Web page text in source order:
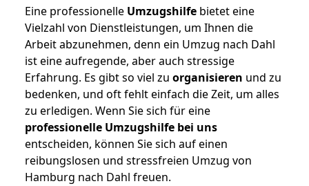
Eine professionelle Umzugshilfe bietet eine
Vielzahl von Dienstleistungen, um Ihnen die
Arbeit abzunehmen, denn ein Umzug nach Dahl
ist eine aufregende, aber auch stressige
Erfahrung. Es gibt so viel zu organisieren und zu
bedenken, und oft fehlt einfach die Zeit, um alles
zu erledigen. Wenn Sie sich für eine
professionelle Umzugshilfe bei uns
entscheiden, können Sie sich auf einen
reibungslosen und stressfreien Umzug von
Hamburg nach Dahl freuen.